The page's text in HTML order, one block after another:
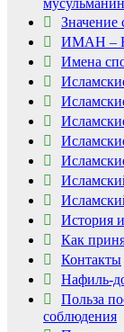
Значение
ИМАН –
Имена
История
Как
Контакты
Нафиль-
Польза
соблюдения